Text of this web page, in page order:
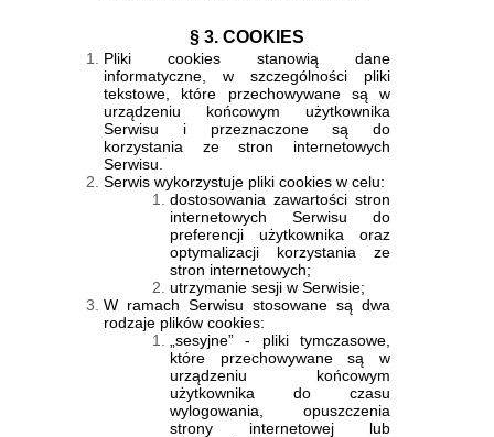
§ 3. COOKIES
Pliki cookies stanowią dane
informatyczne, w szczególności pliki
tekstowe, które przechowywane są w
urządzeniu końcowym użytkownika
Serwisu i przeznaczone są do
korzystania ze stron internetowych
Serwisu.
Serwis wykorzystuje pliki cookies w celu:
dostosowania zawartości stron
internetowych Serwisu do
preferencji użytkownika oraz
optymalizacji korzystania ze
stron internetowych;
utrzymanie sesji w Serwisie;
W ramach Serwisu stosowane są dwa
rodzaje plików cookies:
„sesyjne” - pliki tymczasowe,
które przechowywane są w
urządzeniu końcowym
użytkownika do czasu
wylogowania, opuszczenia
strony internetowej lub